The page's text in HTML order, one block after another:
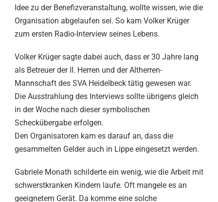
Idee zu der Benefizveranstaltung, wollte wissen, wie die
Organisation abgelaufen sei. So kam Volker Krüger
zum ersten Radio-Interview seines Lebens.
Volker Krüger sagte dabei auch, dass er 30 Jahre lang
als Betreuer der II. Herren und der Altherren-
Mannschaft des SVA Heidelbeck tätig gewesen war.
Die Ausstrahlung des Interviews sollte übrigens gleich
in der Woche nach dieser symbolischen
Scheckübergabe erfolgen.
Den Organisatoren kam es darauf an, dass die
gesammelten Gelder auch in Lippe eingesetzt werden.
Gabriele Monath schilderte ein wenig, wie die Arbeit mit
schwerstkranken Kindern laufe. Oft mangele es an
geeignetem Gerät. Da komme eine solche